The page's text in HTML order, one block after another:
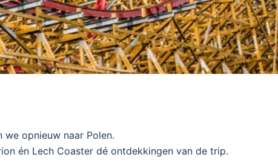
we opnieuw naar Polen.
én Lech Coaster dé ontdekkingen van de trip.